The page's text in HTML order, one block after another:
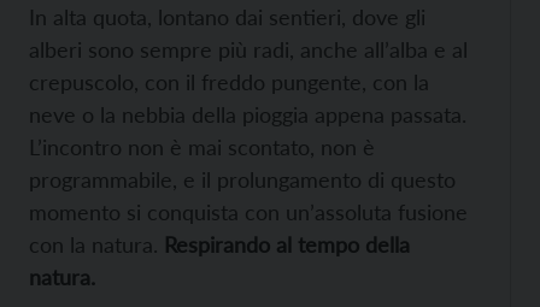
In alta quota, lontano dai sentieri, dove gli
alberi sono sempre più radi, anche all’alba e al
crepuscolo, con il freddo pungente, con la
neve o la nebbia della pioggia appena passata.
L’incontro non è mai scontato, non è
programmabile, e il prolungamento di questo
momento si conquista con un’assoluta fusione
con la natura. Respirando al tempo della
natura.